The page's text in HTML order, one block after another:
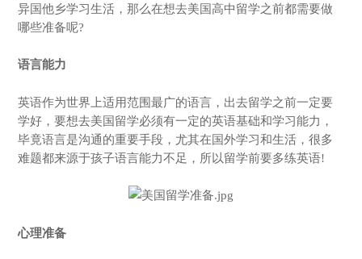
异国他乡学习生活，那么在想去美国高中留学之前都需要做
哪些准备呢?
语言能力
英语作为世界上适用范围最广的语言，出去留学之前一定要
学好，要想去美国留学必须有一定的英语基础和学习能力，
毕竟语言是沟通的重要手段，尤其在国外学习和生活，很多
难题都来源于孩子语言能力不足，所以留学前要多练英语!
心理准备